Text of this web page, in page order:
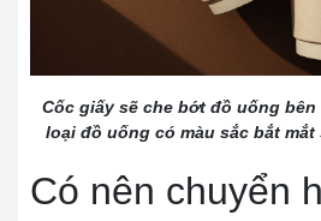
Cốc giấy sẽ che bớt đồ uống
loại đồ uống có màu sắc bắt
Có nên chuyển